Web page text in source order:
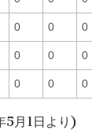
0 0 0
0 0 0
0 0 0
月1日より)